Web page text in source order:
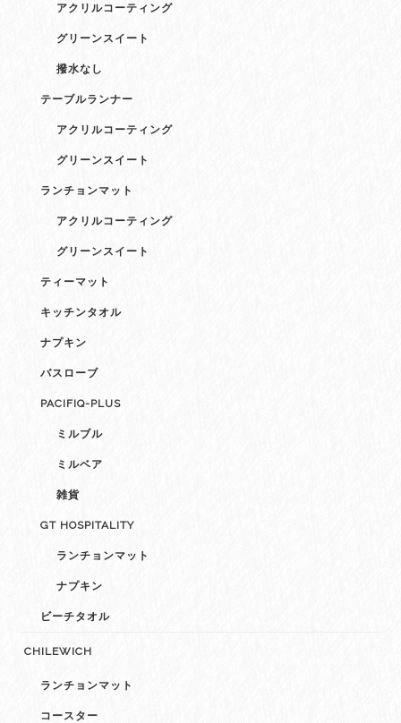
アクリルコーティング
グリーンスイート
撥水なし
テーブルランナー
アクリルコーティング
グリーンスイート
ランチョンマット
アクリルコーティング
グリーンスイート
ティーマット
キッチンタオル
ナプキン
バスローブ
PACIFIQ-PLUS
ミルブル
ミルベア
雑貨
GT HOSPITALITY
ランチョンマット
ナプキン
ビーチタオル
CHILEWICH
ランチョンマット
コースター